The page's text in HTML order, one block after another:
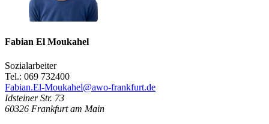
Fabian El Moukahel
Sozialarbeiter
Tel.: 069 732400
Fabian.El-Moukahel@awo-frankfurt.de
Idsteiner Str. 73
60326 Frankfurt am Main